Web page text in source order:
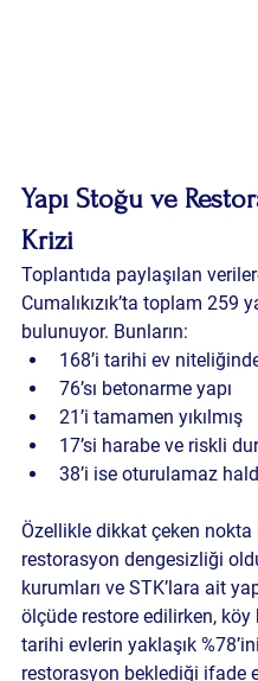
Yapı Stoğu ve
Krizi
Toplantıda paylaşılan
Cumalıkızık’ta toplam 259
bulunuyor. Bunların:
168’i tarihi ev
76’sı betonarme yapı
21’i tamamen yıkılmış
17’si harabe ve riskli
38’i ise oturulamaz
Özellikle dikkat çeken nokta
restorasyon dengesizliği
kurumları ve STK’lara ait
ölçüde restore edilirken, köy
tarihi evlerin yaklaşık
restorasyon beklediği ifade